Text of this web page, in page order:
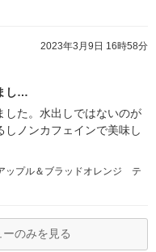
2023年3月9日 16時58分
し…
した。水出しではないのが
ノンカフェインで美味し
ップル＆ブラッドオレンジ テ
のみを見る